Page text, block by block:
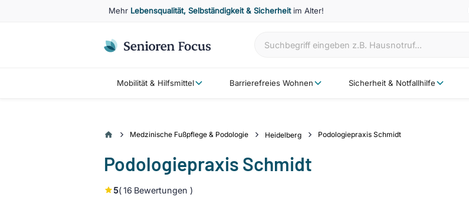
Mehr Lebensqualität, Selbständigkeit & Sicherheitim Alter!
Mobilität & Hilfsmittel Barrierefreies Wohnen Sicherheit & Notfallhilfe
Medzinische Fußpflege & Podologie Heidelberg Podologiepraxis Schmidt
Podologiepraxis Schmidt
5(16 Bewertungen )